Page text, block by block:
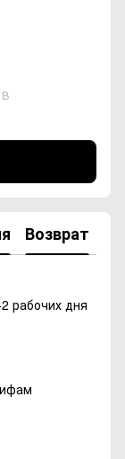
Возврат
рабочих дня